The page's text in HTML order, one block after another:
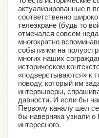
актуализированные в
соответственно
телеэкране (будь то
отмечался совсем
многократно
событиями на
многих наших
историческом
«подверстываются» к
поводу, который им
интервьюеры,
давности. И если бы
Первому каналу шел
бы наверняка узнали
интересного.